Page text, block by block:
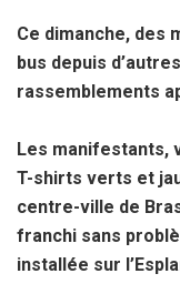
Ce dimanche, des
bus depuis
rassemblements
Les manifestants,
T-shirts verts et
centre-ville de
franchi sans
installée sur